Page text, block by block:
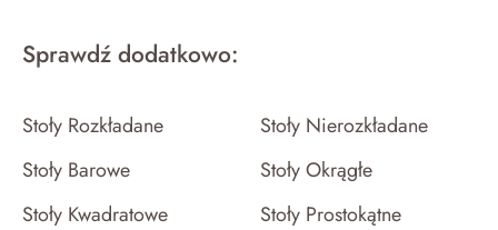
Sprawdź dodatkowo:
Stoły Rozkładane
Stoły Nierozkładane
Stoły Barowe
Stoły Okrągłe
Stoły Kwadratowe
Stoły Prostokątne